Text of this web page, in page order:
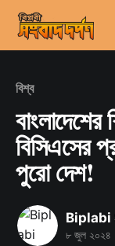
বিশ্ব
বাংলাদেশের
বিসিএসের
পুরো দেশ!
Biplabi
৮ জুল ২০২৪